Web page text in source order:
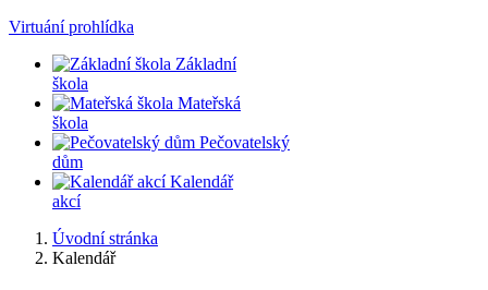
Virtuání prohlídka
Základní
škola
Mateřská
škola
Pečovatelský
dům
Kalendář
akcí
Úvodní stránka
Kalendář